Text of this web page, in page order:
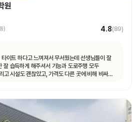
원
) 4.8(89)
이트 하다고 느껴져서 무서웠는데 선생님들이 잘
잘 습득하게 해주셔서 기능과 도로주행 모두
고 시설도 괜찮았고, 가격도 다른 곳에 비해 비싸지